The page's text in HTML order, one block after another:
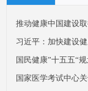
推动健康中国建设
习近平：加快建设
国民健康”十五五“规
国家医学考试中心